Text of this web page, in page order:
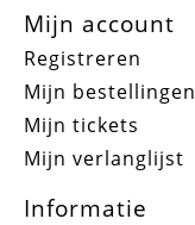
Mijn account
Registreren
Mijn bestellingen
Mijn tickets
Mijn verlanglijst
Informatie